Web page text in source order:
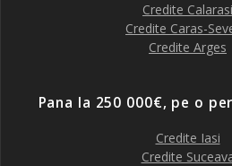
Credite Calarasi
Credite Caras-
Credite Arges
Pana la 250 000€, pe o
Credite Iasi
Credite